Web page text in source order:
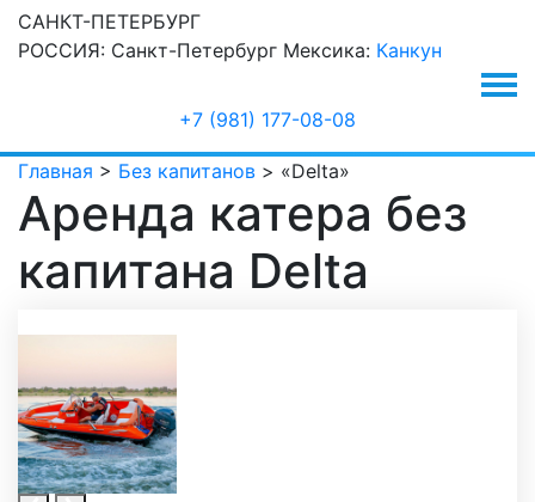
САНКТ-ПЕТЕРБУРГ
РОССИЯ: Санкт-Петербург Мексика: Канкун
+7 (981) 177-08-08
Главная > Без капитанов > «Delta»
Аренда катера без
капитана Delta